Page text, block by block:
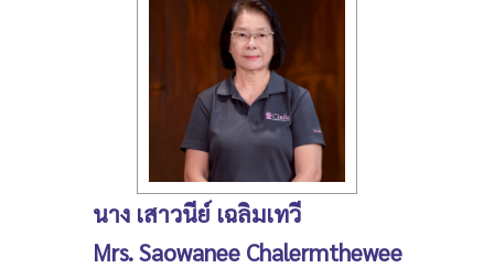
นาง เสาวนีย์ เฉลิมเทวี
Mrs. Saowanee Chalermthewee